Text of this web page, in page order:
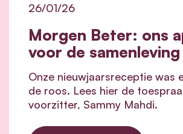
Morgen Beter: ons
voor de samenleving
26/01/26
Onze nieuwjaarsreceptie was
de roos. Lees hier de
voorzitter, Sammy Mahdi.